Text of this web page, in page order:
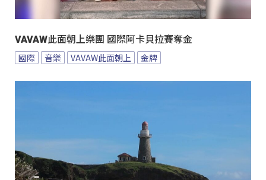
VAVAW此面朝上樂團 國際阿卡貝拉賽奪金
國際 音樂 VAVAW此面朝上 金牌